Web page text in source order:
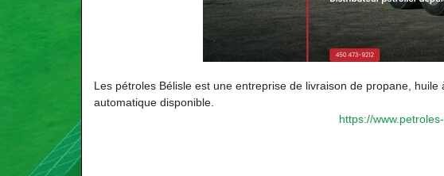
Les pétroles Bélisle est une entreprise de livraison de propane,
automatique disponible.
https://